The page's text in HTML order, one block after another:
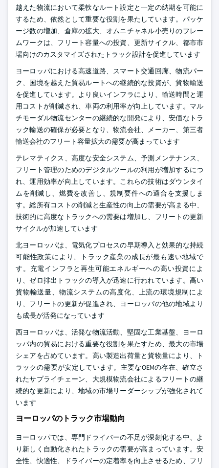
越えた物流において柔軟なルート設定と一定の納期を可能に
するため、依然として重要な役割を果たしています。パッケ
ージ数の増加、倉庫の拡大、オムニチャネル小売りのフレー
ムワークは、フリート容量への投資、更新サイクル、都市市
場向けのカスタマイズされたトラック設計を促進しています
ヨーロッパにおける高速道路、スマート交通回廊、物流パー
ク、国境を越えた貿易ルートへの継続的な投資が、貨物輸送
を促進しています。より良いインフラにより、輸送時間と運
用コストが削減され、車両の利用率が向上しています。マル
チモーダル物流センターの継続的な開発により、安価なトラ
ック輸送の確保が必要となり、物流会社、メーカー、第三者
輸送会社のフリート容量拡大の需要が高まっています
テレマティクス、高度な安全システム、予測メンテナンス、
フリート管理のためのデジタルツールの利用が増加するにつ
れ、運用効率が向上しています。これらの技術はダウンタイ
ムを削減し、燃費を改善し、規制要件への適合を支援しま
す。総所有コストの削減と生産性の向上の需要が高まる中、
技術的に高度なトラックへの需要は増加し、フリートの更新
サイクルが加速しています
北ヨーロッパは、電気化プロセスの早期導入と効果的な持続
可能性政策により、トラック産業の成長が最も速い地域で
す。充電インフラと再生可能エネルギーへの高い投資によ
り、ゼロ排出トラックの導入が迅速に行われています。高い
貨物輸送量、物流システムの高度化、上流の環境規制によ
り、フリートの更新が促進され、ヨーロッパの他の地域より
も成長が活発になっています
西ヨーロッパは、活発な物流活動、堅固な工業基盤、ヨーロ
ッパ内の貿易における重要な役割を果たすため、最大の市場
シェアを占めています。高い製造出荷量と貨物量により、ト
ラックの需要が安定しています。主要なOEMの存在、確立さ
れたサプライチェーン、大規模物流会社によるフリートの継
続的な更新により、地域の市場リーダーシップが強化されて
います
ヨーロッパのトラック市場動向
ヨーロッパでは、専門ドライバーの不足が深刻化する中、よ
り新しく自動化されたトラックの需要が高まっています。安
全性、快適性、ドライバーの定着率を向上させるため、フリ